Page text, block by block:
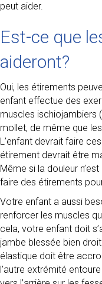
peut aider.
Est-ce que
aideront?
Oui, les étirements
enfant effectue des
muscles ischiojambiers
mollet, de même que
L’enfant devrait faire
étirement devrait être
Même si la douleur
faire des étirements
Votre enfant a aussi
renforcer les muscles
cela, votre enfant doit
jambe blessée bien
élastique doit être
l’autre extrémité